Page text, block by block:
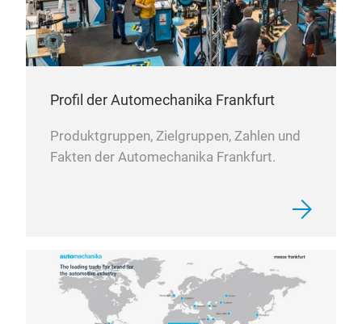
Profil der Automechanika Frankfurt
Produktgruppen, Zielgruppen, Zahlen und
Fakten der Automechanika Frankfurt.